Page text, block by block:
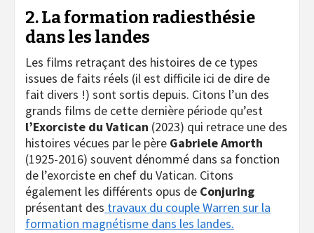
2. La formation radiesthésie
dans les landes
Les films retraçant des histoires de ce types
issues de faits réels (il est difficile ici de dire de
fait divers !) sont sortis depuis. Citons l’un des
grands films de cette dernière période qu’est
l’Exorciste du Vatican (2023) qui retrace une des
histoires vécues par le père Gabriele Amorth
(1925-2016) souvent dénommé dans sa fonction
de l’exorciste en chef du Vatican. Citons
également les différents opus de Conjuring
présentant des travaux du couple Warren sur la
formation magnétisme dans les landes.